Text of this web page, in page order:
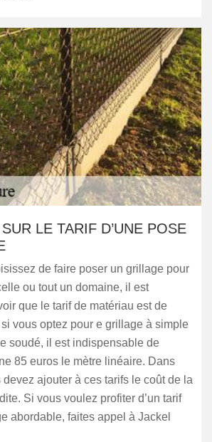
LE TARIF D’UNE POSE
de faire poser un grillage pour
ou tout un domaine, il est
que le tarif de matériau est de
vous optez pour e grillage à simple
soudé, il est indispensable de
85 euros le mètre linéaire. Dans
ajouter à ces tarifs le coût de la
Si vous voulez profiter d’un tarif
abordable, faites appel à Jackel